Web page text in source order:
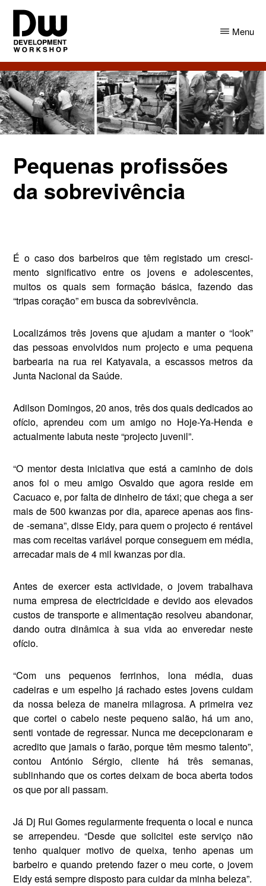
Skip
main
content
Skip
primary
sidebar
DW
Angola
Development
Workshop
Angola
Menu
Pequenas profissões
da sobrevivência
É o caso dos barbeiros que têm registado um cresci­
mento significativo entre os jovens e adolescentes,
muitos os quais sem formação básica, fazendo das
“tripas coração” em busca da sobrevivência.
Localizámos três jovens que ajudam a manter o “look”
das pessoas envolvidos num projecto e uma pequena
barbearia na rua rei Katyavala, a escassos metros da
Junta Nacional da Saúde.
Adilson Domingos, 20 anos, três dos quais dedicados ao
ofíc­io, aprendeu com um amigo no Hoje-Ya-Henda e
actualmente la­buta neste “projecto juvenil”.
“O mentor desta iniciativa que está a caminho de dois
anos foi o meu amigo Osvaldo que agora reside em
Cacuaco e, por falta de dinheiro de táxi; que chega a ser
mais de 500 kwanzas por dia, aparece apenas aos fins­-
de -semana”, disse Eidy, para quem o projecto é rentável
mas com receitas variável porque con­seguem em média,
arrecadar mais de 4 mil kwanzas por dia.
Antes de exercer esta ac­tividade, o jo­vem trabalhava
numa empresa de electricida­de e devido aos elevados
custos de transporte e alimentação re­solveu abando­nar,
dando outra dinâmica à sua vida ao enveredar nes­te
ofício.
“Com uns pequenos fer­rinhos, lona média, duas
cadeiras e um espelho já ra­chado estes jovens cuidam
da nossa bele­za de maneira milagrosa. A primeira vez
que cortei o cabelo neste pequeno salão, há um ano,
senti vontade de regressar. Nunca me decepcionaram e
acredito que jamais o farão, porque têm mes­mo talento”,
contou António Sér­gio, cliente há três semanas,
sublinhando que os cortes dei­xam de boca aberta todos
os que por ali passam.
Já Dj Rui Gomes regularmente frequenta o local e nunca
se arre­pendeu. “Desde que solicitei este serviço não
tenho qualquer motivo de queixa, tenho apenas um
barbeiro e quando pretendo fazer o meu corte, o jovem
Eidy está sempre disposto para cuidar da minha beleza”.